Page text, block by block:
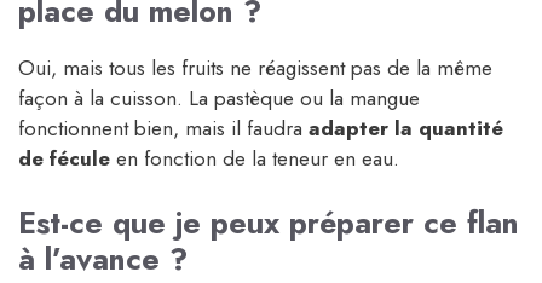
place du melon ?
Oui, mais tous les fruits ne réagissent pas de la même
façon à la cuisson. La pastèque ou la mangue
fonctionnent bien, mais il faudra adapter la quantité
de fécule en fonction de la teneur en eau.
Est-ce que je peux préparer ce flan
à l’avance ?